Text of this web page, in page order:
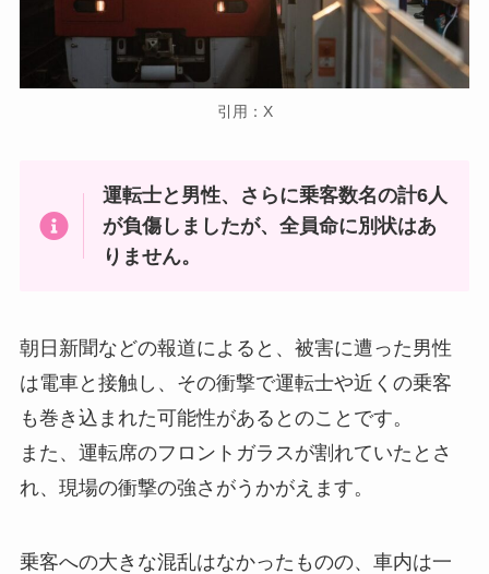
引用：X
運転士と男性、さらに乗客数名の計6人
が負傷しましたが、全員命に別状はあ
りません。
朝日新聞などの報道によると、被害に遭った男性
は電車と接触し、その衝撃で運転士や近くの乗客
も巻き込まれた可能性があるとのことです。
また、運転席のフロントガラスが割れていたとさ
れ、現場の衝撃の強さがうかがえます。
乗客への大きな混乱はなかったものの、車内は一